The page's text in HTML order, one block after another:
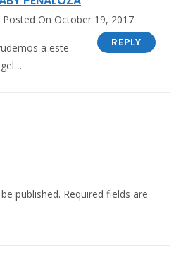
Posted On October 19, 2017
REPLY
a este
published. Required fields are